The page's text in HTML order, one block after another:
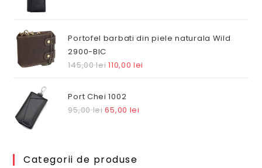
fost:
97,00 lei.
75,00 lei.
Portofel barbati din piele naturala Wild
2900-BIC
145,00lei Prețul
a
fost:
110,00lei
Port Chei 1002
95,00leiPrețul
fost:
65,00 lei
Categorii de produse